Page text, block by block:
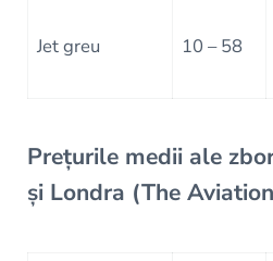
Jet greu 10 – 58
Prețurile medii ale
și Londra (The